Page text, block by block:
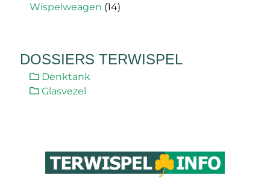
Wispelweagen (14)
DOSSIERS TERWISPEL
Denktank
Glasvezel